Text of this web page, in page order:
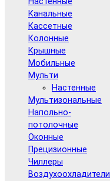
Канальные
Кассетные
Колонные
Крышные
Мобильные
Мульти
Настенные
Мультизональные
Напольно-
потолочные
Оконные
Прецизионные
Чиллеры
Воздухоохладители